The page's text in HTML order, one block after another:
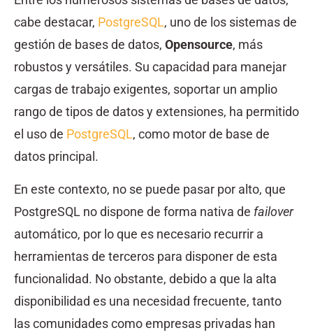
cabe destacar, PostgreSQL, uno de los sistemas de
gestión de bases de datos, Opensource, más
robustos y versátiles. Su capacidad para manejar
cargas de trabajo exigentes, soportar un amplio
rango de tipos de datos y extensiones, ha permitido
el uso de PostgreSQL, como motor de base de
datos principal.
En este contexto, no se puede pasar por alto, que
PostgreSQL no dispone de forma nativa de failover
automático, por lo que es necesario recurrir a
herramientas de terceros para disponer de esta
funcionalidad. No obstante, debido a que la alta
disponibilidad es una necesidad frecuente, tanto
las comunidades como empresas privadas han